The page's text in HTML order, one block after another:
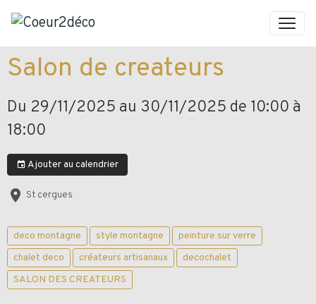
Salon de createurs
Du 29/11/2025 au 30/11/2025 de 10:00 à
18:00
Ajouter au calendrier
St cergues
deco montagne style montagne
peinture sur verre
chalet deco
créateurs artisanaux
decochalet
SALON DES CREATEURS